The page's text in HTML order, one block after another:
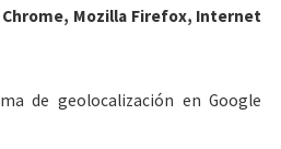
Chrome, Mozilla Firefox, Internet
de geolocalización en Google